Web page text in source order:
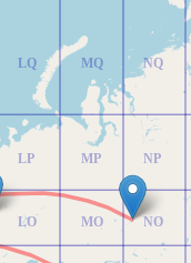
LO
LP
LQ
MO
MP
MQ
NO
NP
NQ